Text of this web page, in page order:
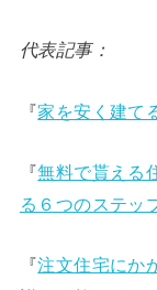
代表記事：
『家を安く建て
『無料で貰える
る６つのステッ
『注文住宅にか